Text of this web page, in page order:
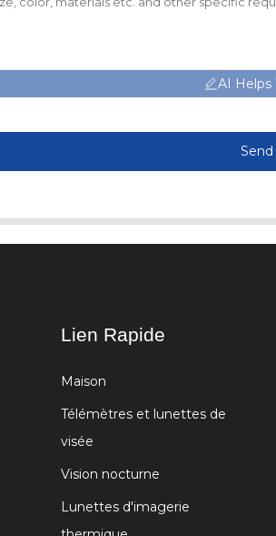
AI Helps
Send
Lien Rapide
Maison
Télémètres et lunettes de
visée
Vision nocturne
Lunettes d'imagerie